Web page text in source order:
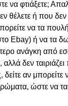
να φτιάξετε;
θέλετε ή που δεν
να τα
Ebay) ή να τα
ανάγκη από
δεν
αν μπορείτε
ώστε να